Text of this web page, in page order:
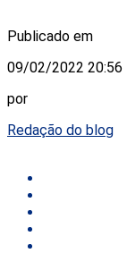
Publicado em
09/02/2022 20:56
por
Redação do blog